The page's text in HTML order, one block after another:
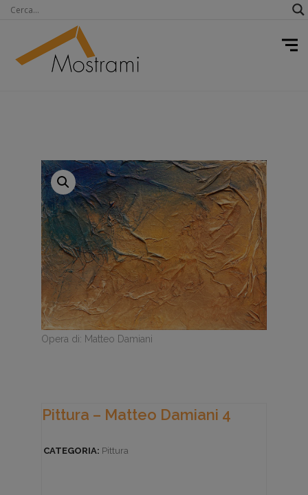
Opera di: Matteo Damiani
Pittura – Matteo Damiani 4
CATEGORIA: Pittura